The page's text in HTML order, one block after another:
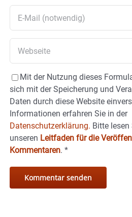
Mit der Nutzung dieses
sich mit der Speicherung und
Daten durch diese Website
Informationen erfahren Sie in der
Datenschutzerklärung. Bitte lesen
unseren Leitfaden für die
Kommentaren. *